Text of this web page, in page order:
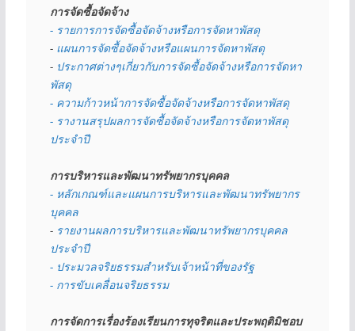
การจัดซื้อจัดจ้าง
- รายการการจัดซื้อจัดจ้างหรือการจัดหาพัสดุ
- แผนการจัดซื้อจัดจ้างหรือแผนการจัดหาพัสดุ
- ประกาศต่างๆเกี่ยวกับการจัดซื้อจัดจ้างหรือการจัดหา
พัสดุ
- ความก้าวหน้าการจัดซื้อจัดจ้างหรือการจัดหาพัสดุ
- รางานสรุปผลการจัดซื้อจัดจ้างหรือการจัดหาพัสดุ
ประจำปี
การบริหารและพัฒนาทรัพยากรบุคคล
- หลักเกณฑ์และแผนการบริหารและพัฒนาทรัพยากร
บุคคล
- รายงานผลการบริหารและพัฒนาทรัพยากรบุคคล
ประจำปี
- ประมวลจริยธรรมสำหรับเจ้าหน้าที่ของรัฐ
- การขับเคลื่อนจริยธรรม
การจัดการเรื่องร้องเรียนการทุจริตและประพฤติมิชอบ